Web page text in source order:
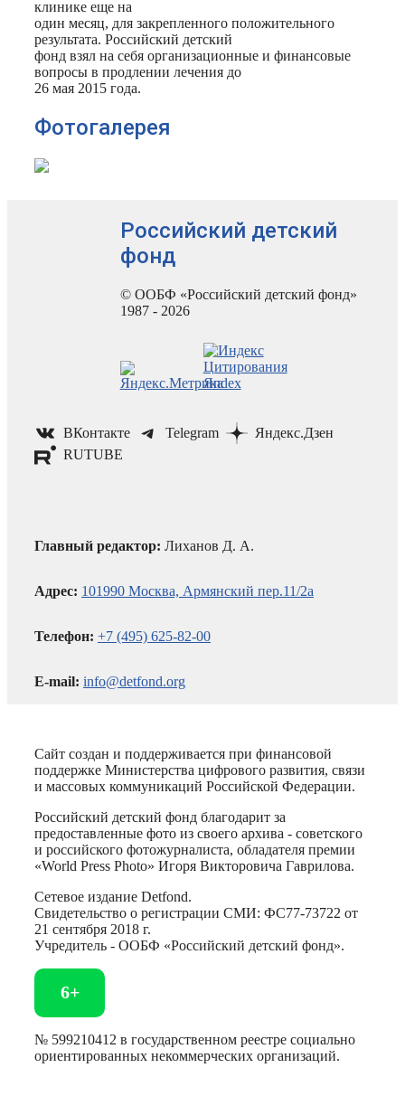
клинике еще на
один месяц, для закрепленного положительного
результата. Российский детский
фонд взял на себя организационные и финансовые
вопросы в продлении лечения до
26 мая 2015 года.
Фотогалерея
Российский детский
фонд
© ООБФ «Российский детский фонд»
1987 - 2026
ВКонтакте Telegram
Яндекс.Дзен
RUTUBE
Главный редактор: Лиханов Д. А.
Адрес: 101990 Москва, Армянский пер.11/2а
Телефон: +7 (495) 625-82-00
E-mail: info@detfond.org
Сайт создан и поддерживается при финансовой
поддержке Министерства цифрового развития, связи
и массовых коммуникаций Российской Федерации.
Российский детский фонд благодарит за
предоставленные фото из своего архива - советского
и российского фотожурналиста, обладателя премии
«World Press Photo» Игоря Викторовича Гаврилова.
Сетевое издание Detfond.
Свидетельство о регистрации СМИ: ФС77-73722 от
21 сентября 2018 г.
Учредитель - ООБФ «Российский детский фонд».
6+
№ 599210412 в государственном реестре социально
ориентированных некоммерческих организаций.